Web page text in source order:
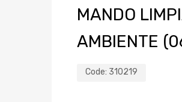
MANDO
AMBIENTE
Code: 310219